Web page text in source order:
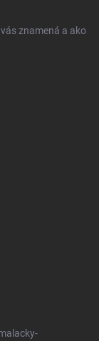
znamená a ako